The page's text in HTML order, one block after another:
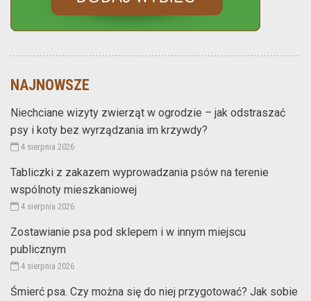
NAJNOWSZE
Niechciane wizyty zwierząt w ogrodzie – jak odstraszać
psy i koty bez wyrządzania im krzywdy?
4 sierpnia 2026
Tabliczki z zakazem wyprowadzania psów na terenie
wspólnoty mieszkaniowej
4 sierpnia 2026
Zostawianie psa pod sklepem i w innym miejscu
publicznym
4 sierpnia 2026
Śmierć psa. Czy można się do niej przygotować? Jak sobie